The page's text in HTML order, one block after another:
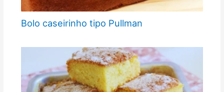
Bolo caseirinho tipo Pullman